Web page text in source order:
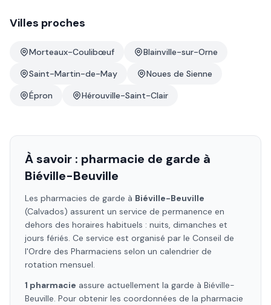
Villes proches
Morteaux-Coulibœuf
Blainville-sur-Orne
Saint-Martin-de-May
Noues de Sienne
Épron
Hérouville-Saint-Clair
À savoir : pharmacie de garde à
Biéville-Beuville
Les pharmacies de garde à Biéville-Beuville
(Calvados) assurent un service de permanence en
dehors des horaires habituels : nuits, dimanches et
jours fériés. Ce service est organisé par le Conseil de
l'Ordre des Pharmaciens selon un calendrier de
rotation mensuel.
1 pharmacie assure actuellement la garde à Biéville-
Beuville. Pour obtenir les coordonnées de la pharmacie